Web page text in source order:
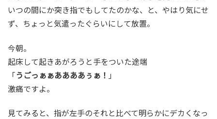
いつの間にか突き指でもしてたのかな、と、やはり気にせ
ず、ちょっと気遣ったぐらいにして放置。
今朝。
起床して起きあがろうと手をついた途端
「うごっぁぁああああぅぁ！ 」
激痛ですよ。
見てみると、指が左手のそれと比べて明らかにデカくなっ